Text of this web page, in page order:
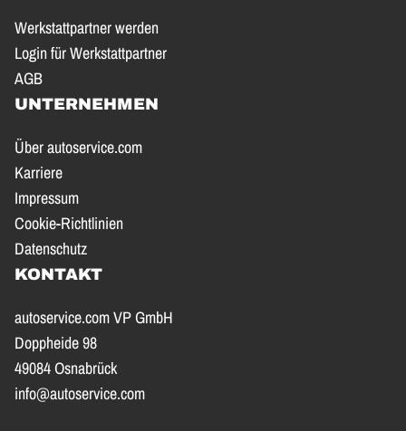
Werkstattpartner werden
Login für Werkstattpartner
AGB
UNTERNEHMEN
Über autoservice.com
Karriere
Impressum
Cookie-Richtlinien
Datenschutz
KONTAKT
autoservice.com VP GmbH
Doppheide 98
49084 Osnabrück
info@autoservice.com